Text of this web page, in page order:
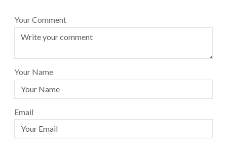
Your Comment
Your Name
Email